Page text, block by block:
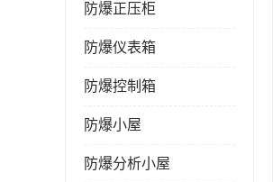
防爆正压柜
防爆仪表箱
防爆控制箱
防爆小屋
防爆分析小屋